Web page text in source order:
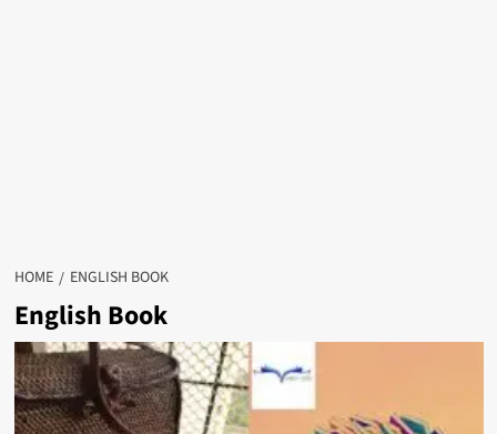
HOME ENGLISH BOOK
English Book